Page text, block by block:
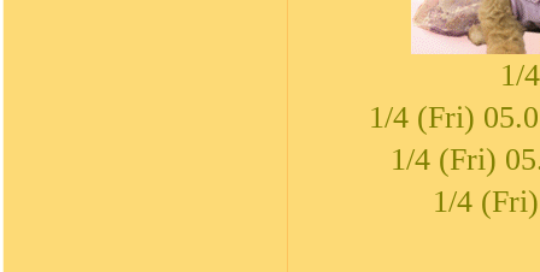
1/
1/4 (Fri)
1/4 (Fri)
1/4